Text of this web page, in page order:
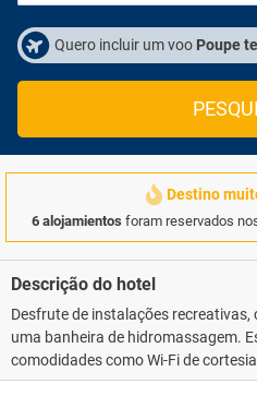
Quero incluir um voo Poupe
Destino
6 alojamientos foram reservados
Descrição do hotel
Desfrute de instalações
uma banheira de hidromassagem.
comodidades como Wi-Fi de
de presentes/banca de jornal.. As